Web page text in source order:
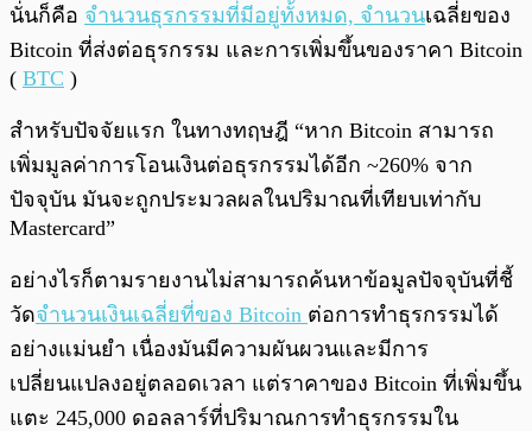
นั่นก็คือ จำนวนธุรกรรมที่มีอยู่ทั้งหมด, จำนวนเฉลี่ยของ
Bitcoin ที่ส่งต่อธุรกรรม และการเพิ่มขึ้นของราคา Bitcoin
( BTC )
สำหรับปัจจัยแรก ในทางทฤษฎี “หาก Bitcoin สามารถ
เพิ่มมูลค่าการโอนเงินต่อธุรกรรมได้อีก ~260% จาก
ปัจจุบัน มันจะถูกประมวลผลในปริมาณที่เทียบเท่ากับ
Mastercard”
อย่างไรก็ตามรายงานไม่สามารถค้นหาข้อมูลปัจจุบันที่ชี้
วัดจำนวนเงินเฉลี่ยที่ของ Bitcoin ต่อการทำธุรกรรมได้
อย่างแม่นยำ เนื่องมันมีความผันผวนและมีการ
เปลี่ยนแปลงอยู่ตลอดเวลา แต่ราคาของ Bitcoin ที่เพิ่มขึ้น
แตะ 245,000 ดอลลาร์ที่ปริมาณการทำธุรกรรมใน